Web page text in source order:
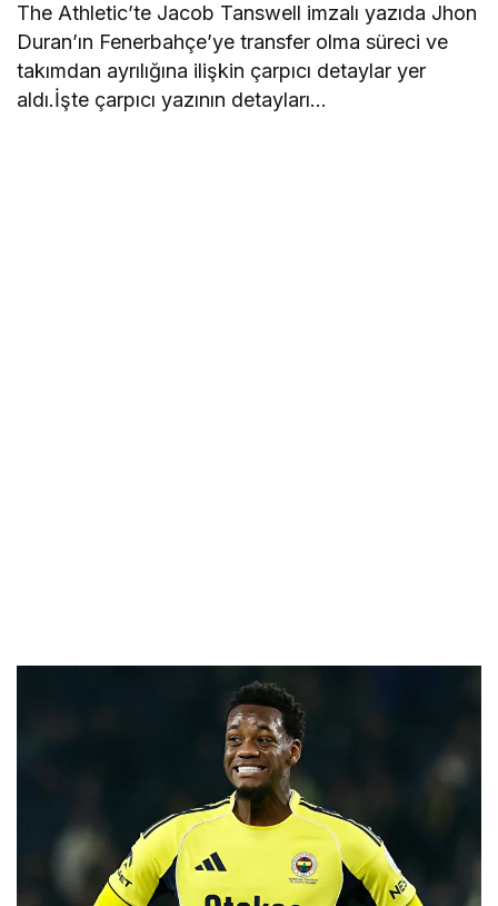
The Athletic’te Jacob Tanswell imzalı yazıda Jhon
Duran’ın Fenerbahçe’ye transfer olma süreci ve
takımdan ayrılığına ilişkin çarpıcı detaylar yer
aldı.İşte çarpıcı yazının detayları…